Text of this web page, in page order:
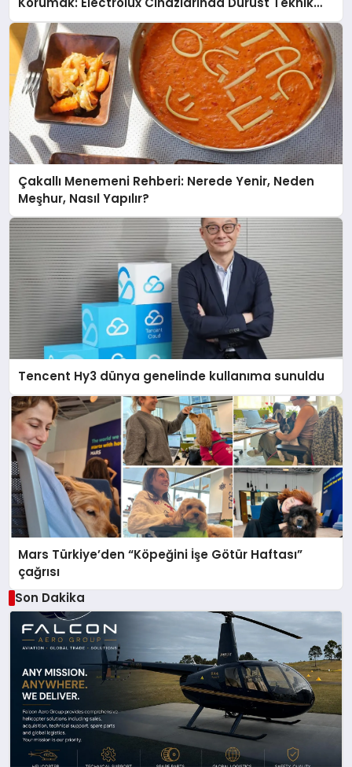
Destek Deneyimi
Çakallı Menemeni Rehberi: Nerede Yenir, Neden
Meşhur, Nasıl Yapılır?
Tencent Hy3 dünya genelinde kullanıma sunuldu
Mars Türkiye’den “Köpeğini İşe Götür Haftası”
çağrısı
Son Dakika